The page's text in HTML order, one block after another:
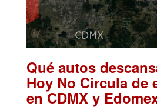
Qué autos
Hoy No Circula de
en CDMX y